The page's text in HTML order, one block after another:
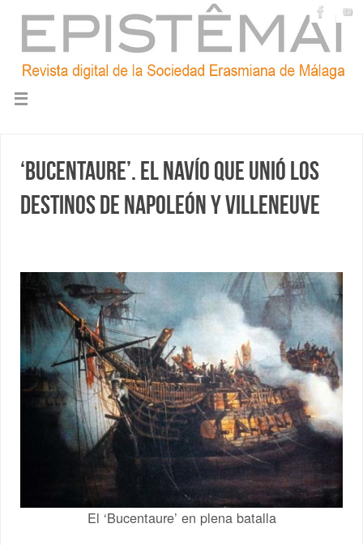
‘Bucentaure’. El navío que unió los
destinos de Napoleón y Villeneuve
El ‘Bucentaure’ en plena batalla